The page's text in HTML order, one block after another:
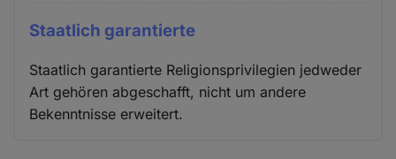
Staatlich garantierte
Staatlich garantierte Religionsprivilegien jedweder
Art gehören abgeschafft, nicht um andere
Bekenntnisse erweitert.